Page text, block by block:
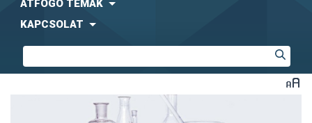
ÁTFOGÓ TÉMÁK
KAPCSOLAT